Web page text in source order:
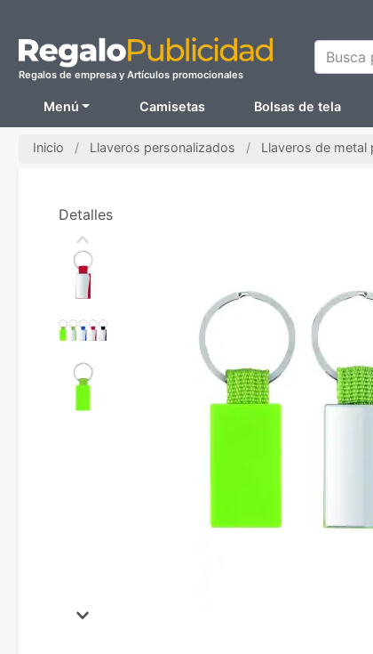
Regalos de empresa y Artículos promocionales
Busca
Menú Camisetas Bolsas de tela
Inicio Llaveros personalizados Llaveros de metal
Detalles